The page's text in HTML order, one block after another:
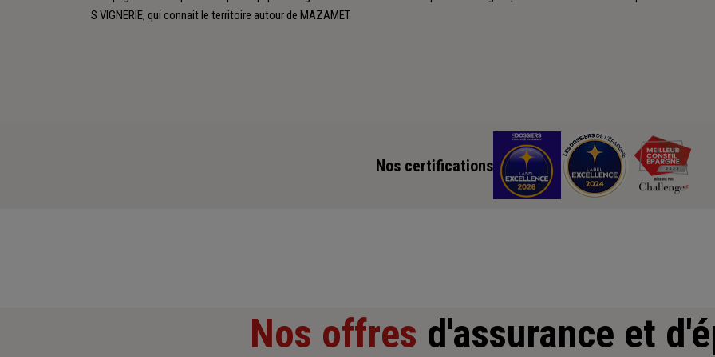
S VIGNERIE, qui connait le territoire autour de MAZAMET.
Nos certifications
Nos offres d'assurance et